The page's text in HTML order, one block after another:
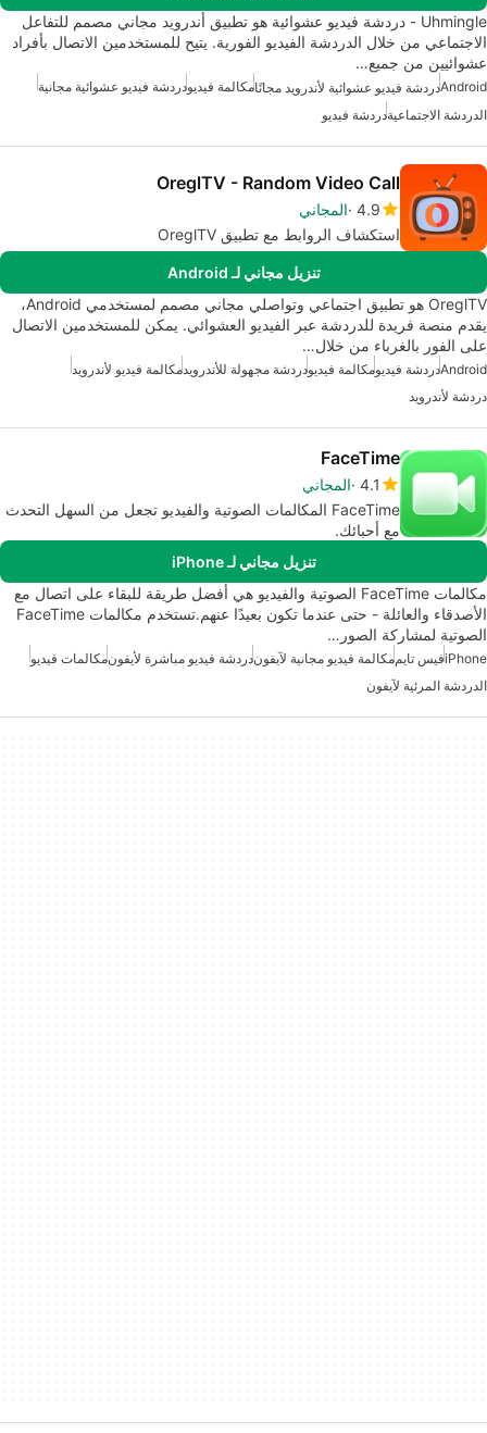
Uhmingle - دردشة فيديو عشوائية هو تطبيق أندرويد مجاني مصمم للتفاعل
الاجتماعي من خلال الدردشة الفيديو الفورية. يتيح للمستخدمين الاتصال بأفراد
عشوائيين من جميع…
Androidدردشة فيديو عشوائية لأندرويد مجانًامكالمة فيديودردشة فيديو عشوائية مجانية
الدردشة الاجتماعيةدردشة فيديو
OreglTV - Random Video Call
4.9 المجاني
استكشاف الروابط مع تطبيق OreglTV
تنزيل مجاني لـ Android
OreglTV هو تطبيق اجتماعي وتواصلي مجاني مصمم لمستخدمي Android،
يقدم منصة فريدة للدردشة عبر الفيديو العشوائي. يمكن للمستخدمين الاتصال
على الفور بالغرباء من خلال…
Androidدردشة فيديومكالمة فيديودردشة مجهولة للأندرويدمكالمة فيديو لأندرويد
دردشة لأندرويد
FaceTime
4.1 المجاني
FaceTime المكالمات الصوتية والفيديو تجعل من السهل التحدث
مع أحبائك.
تنزيل مجاني لـ iPhone
مكالمات FaceTime الصوتية والفيديو هي أفضل طريقة للبقاء على اتصال مع
الأصدقاء والعائلة - حتى عندما تكون بعيدًا عنهم.تستخدم مكالمات FaceTime
الصوتية لمشاركة الصور…
iPhoneفيس تايممكالمة فيديو مجانية لآيفوندردشة فيديو مباشرة لأيفونمكالمات فيديو
الدردشة المرئية لآيفون